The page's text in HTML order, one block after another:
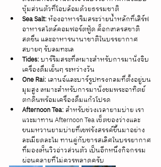
ซุ้มส่วนตัวที่โอบล้อมด้วยธรรมชาติ
Sea Salt: ห้องอาหารริมสระว่ายน้ำหลักที่เสิร์ฟ
อาหารสไตล์คอมฟอร์ตฟู้ด ค็อกเทลรสชาติ
สดชื่น และอาหารนานาชาติในบรรยากาศ
สบายๆ รับลมทะเล
Tides: บาร์ริมสระที่เหมาะสำหรับการมานั่งจิบ
เครื่องดื่มเย็นๆ ระหว่างวัน
One Rai: เลานจ์และบาร์รูปทรงกลมที่ตั้งอยู่บน
มุมสูง เหมาะสำหรับการมานั่งชมพระอาทิตย์
ตกดินพร้อมเครื่องดื่มแก้วโปรด
Afternoon Tea: สำหรับช่วงเวลายามบ่าย เรา
แวะมาทาน Afternoon Tea เซ็ตของว่างและ
ขนมหวานยามบ่ายที่เชฟรังสรรค์ขึ้นมาอย่าง
ละเมียดละไม ทานคู่กับชารสเลิศในบรรยากาศ
ที่มองเห็นวิวอ่าวส่วนตัว เป็นอีกหนึ่งกิจกรรม
ผ่อนคลายที่ไม่ควรพลาดครับ